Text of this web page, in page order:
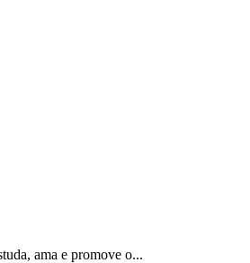
ama e promove o...